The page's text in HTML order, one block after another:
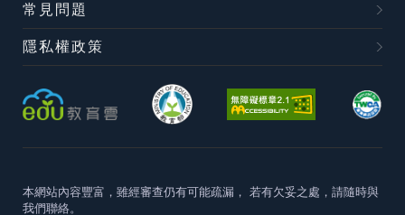
常見問題
隱私權政策
本網站內容豐富，雖經審查仍有可能疏漏， 若有欠妥之處，請隨時與
我們聯絡。